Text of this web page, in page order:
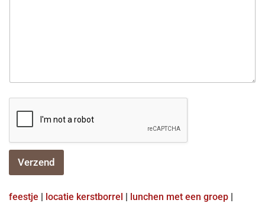
Verzend
feestje | locatie kerstborrel | lunchen met een groep |